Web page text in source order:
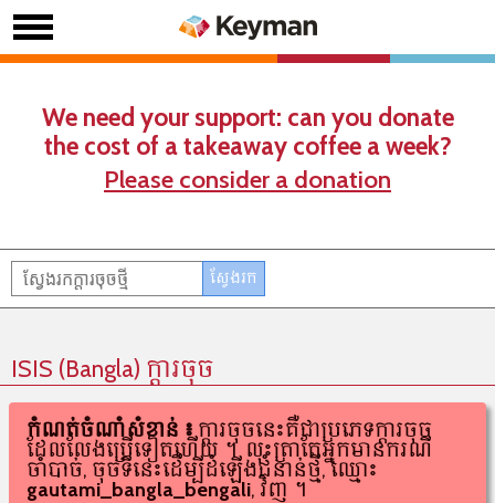
We need your support: can you donate
the cost of a takeaway coffee a week?
Please consider a donation
ISIS (Bangla) ក្តារចុច
កំណត់ចំណាំសំខាន់៖ក្តារចុចនេះគឺជាប្រភេទក្តារចុច
ដែលលែងប្រើទៀតហើយ។ លុះត្រាតែអ្នកមានករណី
ចាំបាច់, ចុចទីនេះដើម្បីដំឡើងជំនាន់ថ្មី, ឈ្មោះ
gautami_bangla_bengali, វិញ។